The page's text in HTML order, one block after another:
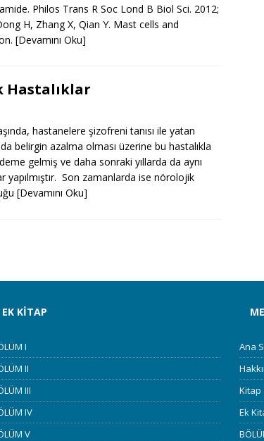
Philos Trans R Soc Lond B Biol Sci. 2012;
H, Zhang X, Qian Y. Mast cells and
[Devamını Oku]
Hastalıklar
hastanelere şizofreni tanısı ile yatan
belirgin azalma olması üzerine bu hastalıkla
gelmiş ve daha sonraki yıllarda da aynı
yapılmıştır. Son zamanlarda ise nörolojik
[Devamını Oku]
EK KITAP
I
II
III
IV
V
Ana
Kitap
Ek